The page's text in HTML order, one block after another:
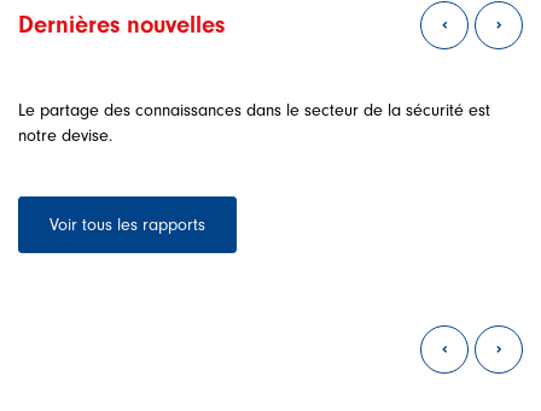
Dernières nouvelles
Le partage des connaissances dans le secteur de la sécurité est
notre devise.
Voir tous les rapports